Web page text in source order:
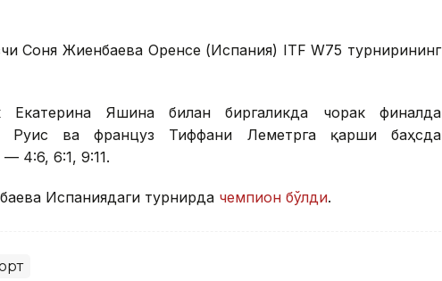
Соня Жиенбаева Оренсе (Испания) ITF W75 турнирининг
Екатерина Яшина билан биргаликда чорак финалда
Руис ва француз Тиффани Леметрга қарши баҳсда
— 4:6, 6:1, 9:11.
Испаниядаги турнирда чемпион бўлди.